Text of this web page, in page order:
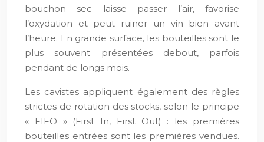
bouchon sec laisse passer l’air, favorise
l’oxydation et peut ruiner un vin bien avant
l’heure. En grande surface, les bouteilles sont le
plus souvent présentées debout, parfois
pendant de longs mois.
Les cavistes appliquent également des règles
strictes de rotation des stocks, selon le principe
« FIFO » (First In, First Out) : les premières
bouteilles entrées sont les premières vendues.